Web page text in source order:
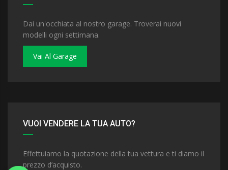
Dai un'occhiata al nostro garage. Troverai nuovi
modelli ogni settimana.
Vai Al Garage
VUOI VENDERE LA TUA AUTO?
Effettuiamo la quotazione della tua vettura e ti diamo il
prezzo d’acquisto.